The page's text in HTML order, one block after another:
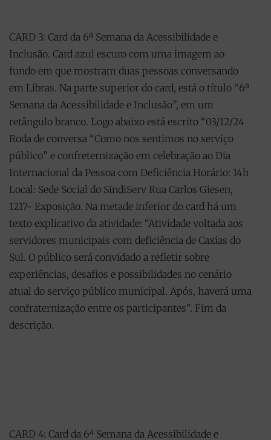
CARD 3: Card da 6ª Semana da Acessibilidade e
Inclusão. Card azul escuro com uma imagem ao
fundo em que mostram duas pessoas conversando
em Libras. Na parte superior do card, está o título “6ª
Semana da Acessibilidade e Inclusão”, em um
retângulo branco. Logo abaixo está escrito “03/12/24
Roda de conversa “Como nos sentimos no serviço
público” e confreternização em celebração ao Dia
Internacional da Pessoa com Deficiência Horário: 14h
Local: Sede Social do SindiServ Rua Carlos Giesen,
1217- Exposição. Na metade inferior do card há um
texto explicativo da atividade: “Atividade voltada aos
servidores municipais com deficiência de Caxias do
Sul. O público será convidado a refletir sobre
experiências, desafios e possibilidades no cenário
atual do serviço público municipal. Após, haverá uma
confraternização entre os participantes”. Fim da
descrição.
CARD 4: Card da 6ª Semana da Acessibilidade e